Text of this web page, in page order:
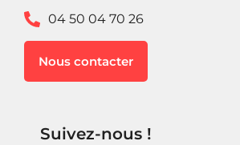
04 50 04 70 26
Nous contacter
Suivez-nous !